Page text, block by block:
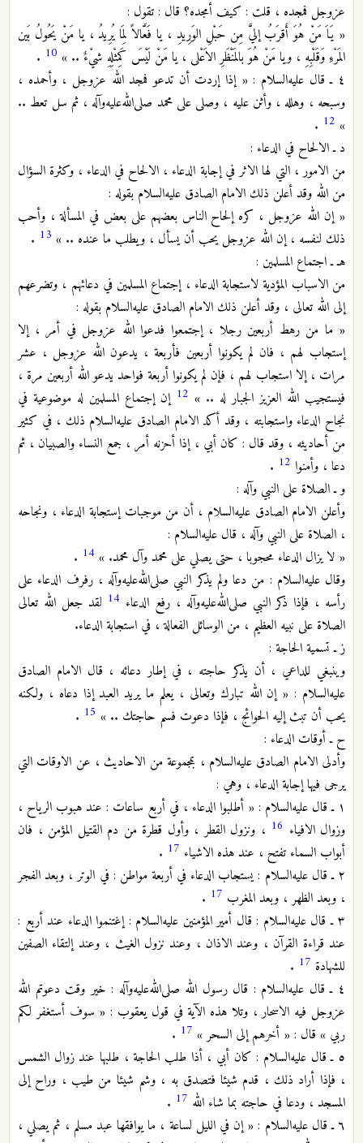
عزوجل فمجده ، قلت : كيف أمجده؟ قال : تقول :
« يَاَ مَنْ هُوَ أَقرَبُ إليَّ مِن حَبْلِ الوَرِيدِ ، يا فَعَّالاً لِمَا يُرِيدُ ، يا مَنْ يَحُولُ بَين
المَرْءِ وَقَلْبِهِ ، ويا مَنْ هُوَ بالمَنْظَرِ الاَعْلى ، يا مَنْ لَيْسَ كَمِثْلِهِ شيْءٌ .. » 10
.
٤ ـ قال عليه‌السلام : « إذا إردت أن تدعو فمجد الله عزوجل ، وأحمده ،
وسبحه ، وهلله ، وأثن عليه ، وصلى على محمد صلى‌الله‌عليه‌وآله ، ثم سل تعط ..
»
12
.
د ـ الالحاح في الدعاء :
من الامور ، التي لها الاثر في إجابة الدعاء ، الالحاح في الدعاء ، وكثرة السؤال
من الله وقد أعلن ذلك الامام الصادق عليه‌السلام بقوله :
« إن الله عزوجل ، كره إلحاح الناس بعضهم على بعض في المسألة ، وأحب
ذلك لنفسه ، إن الله عزوجل يحب أن يسأل ، ويطلب ما عنده .. » 13
.
هـ ـ اجتماع المسلمين :
من الاسباب المؤدية لاستجابة الدعاء ، إجتماع المسلمين في دعائهم ، وتضرعهم
إلى الله تعالى ، وقد أعلن ذلك الامام الصادق عليه‌السلام بقوله :
« ما من رهط أربعين رجلا ، إجتمعوا فدعوا الله عزوجل في أمر ، إلا
إستجاب لهم ، فان لم يكونوا أربعين فأربعة ، يدعون الله عزوجل ، عشر
مرات ، إلا استجاب لهم ، فإن لم يكونوا أربعة فواحد يدعو الله أربعين مرة ،
فيستجيب الله العزيز الجبار له .. » 12 إن إجتماع المسلمين له موضوعية في
نجاح الدعاء واستجابته ، وقد أكد الامام الصادق عليه‌السلام ذلك ، في كثير
من أحاديثه ، وقد قال : كان أبي ، إذا أحزنه أمر ، جمع النساء والصبيان ، ثم
دعا ، وأمنوا 12
.
و ـ الصلاة على النبي وآله :
وأعلن الامام الصادق عليه‌السلام ، أن من موجبات إستجابة الدعاء ، ونجاحه
، الصلاة على النبي وآله ، قال عليه‌السلام :
« لا يزال الدعاء محجوبا ، حتى يصلي على محمد وآل محمد. » 14
.
وقال عليه‌السلام : من دعا ولم يذكر النبي صلى‌الله‌عليه‌وآله ، رفرف الدعاء على
رأسه ، فإذا ذكر النبي صلى‌الله‌عليه‌وآله ، رفع الدعاء 14 لقد جعل الله تعالى
الصلاة على نبيه العظيم ، من الوسائل الفعالة ، في استجابة الدعاء.
ز ـ تسمية الحاجة :
وينبغي للداعي ، أن يذكر حاجته ، في إطار دعائه ، قال الامام الصادق
عليه‌السلام : « إن الله تبارك وتعالى ، يعلم ما يريد العبد إذا دعاه ، ولكنه
يحب أن تبث إليه الحوائج ، فإذا دعوت فسم حاجتك .. » 15
.
ح ـ أوقات الدعاء :
وأدلى الامام الصادق عليه‌السلام ، بمجموعة من الاحاديث ، عن الاوقات التي
يرجى فيها إجابة الدعاء ، وهي :
١ ـ قال عليه‌السلام : « أطلبوا الدعاء ، في أربع ساعات : عند هبوب الرياح ،
وزوال الافياء 16 ، ونزول القطر ، وأول قطرة من دم القتيل المؤمن ، فان
أبواب السماء تفتح ، عند هذه الاشياء 17
.
٢ ـ قال عليه‌السلام : يستجاب الدعاء في أربعة مواطن : في الوتر ، وبعد الفجر
، وبعد الظهر ، وبعد المغرب 17
.
٣ ـ قال عليه‌السلام : قال أمير المؤمنين عليه‌السلام : إغتنموا الدعاء عند أربع :
عند قراءة القرآن ، وعند الاذان ، وعند نزول الغيث ، وعند إلتقاء الصفين
للشهادة 17
.
٤ ـ قال عليه‌السلام : قال رسول الله صلى‌الله‌عليه‌وآله : خير وقت دعوتم الله
عزوجل فيه الاسحار ، وتلا هذه الآية في قول يعقوب : « سوف أستغفر لكم
ربي » قال : « أخرهم إلى السحر » 17
.
٥ ـ قال عليه‌السلام : كان أبي ، أذا طلب الحاجة ، طلبها عند زوال الشمس
، فإذا أراد ذلك ، قدم شيئا فتصدق به ، وشم شيئا من طيب ، وراح إلى
المسجد ، ودعا في حاجته بما شاء الله 17
.
٦ ـ قال عليه‌السلام : « إن في الليل لساعة ، ما يوافقها عبد مسلم ، ثم يصلي ،